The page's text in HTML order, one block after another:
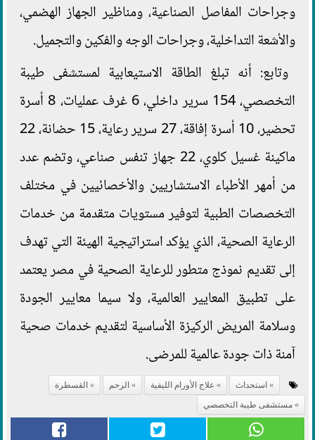
وجراحات المفاصل الصناعية، ومناظير الجهاز الهضمي،
والأشعة التداخلية، وجراحات الوجه والفكين والتجميل.
وتابع: أنه تبلغ الطاقة الاستيعابية لمستشفى طيبة
التخصصي، 154 سرير داخلي، 6 غرف عمليات، 8 أسرة
تحضير، 10 أسرة إفاقة، 27 سرير رعاية، 15 حضانة، 22
ماكينة غسيل كلوي، 22 جهاز تنفس صناعي، وتضم عدد
من أمهر الأطباء الاستشاريين والأخصائيين في مختلف
التخصصات الطبية لتوفير مستويات متقدمة من خدمات
الرعاية الصحية، الذي يؤكد استراتيجية الهيئة التي تهدف
إلى تقديم نموذج متطور للرعاية الصحية في مصر يعتمد
على تطبيق المعايير العالمية، ولا سيما معايير الجودة
وسلامة المريض الركيزة الأساسية لتقديم خدمات صحية
آمنة ذات جودة عالمية للمرضى.
استحداث علاج الأورام الليفية الرحم
القسطرة
مستشفى طيبة التخصصي